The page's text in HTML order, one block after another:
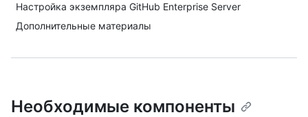
Настройка экземпляра GitHub Enterprise Server
Дополнительные материалы
Необходимые компоненты